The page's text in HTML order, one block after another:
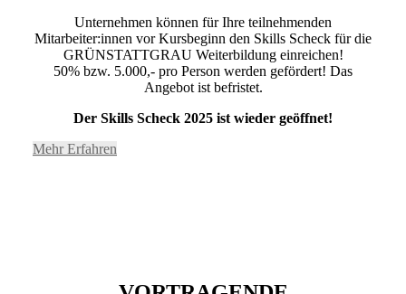
Unternehmen können für Ihre teilnehmenden
Mitarbeiter:innen vor Kursbeginn den Skills Scheck für die
GRÜNSTATTGRAU Weiterbildung einreichen!
50% bzw. 5.000,- pro Person werden gefördert! Das
Angebot ist befristet.
Der Skills Scheck 2025 ist wieder geöffnet!
Mehr Erfahren